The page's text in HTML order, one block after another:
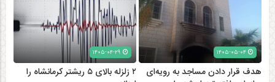
۱۴۰۵-۰۵-۰۴
هدف قرار دادن مساجد به رویه‌ای
۲ زلزله‌ بالای ۵ ریشتر کرمانشاه را